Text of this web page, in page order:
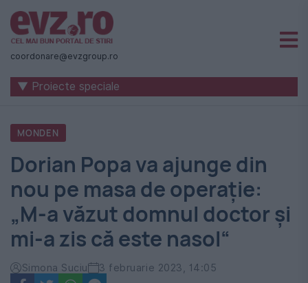
Știri
naționale
internaționale
România
-
Evenimentul
Zilei
coordonare@evzgroup.ro
▼ Proiecte speciale
MONDEN
Dorian Popa va ajunge din
nou pe masa de operație:
„M-a văzut domnul doctor și
mi-a zis că este nasol“
Simona Suciu 3 februarie 2023, 14:05